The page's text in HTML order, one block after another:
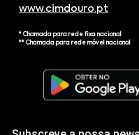
www.cimdouro.pt
* Chamada para rede fixa nacional
** Chamada para rede móvel nacional